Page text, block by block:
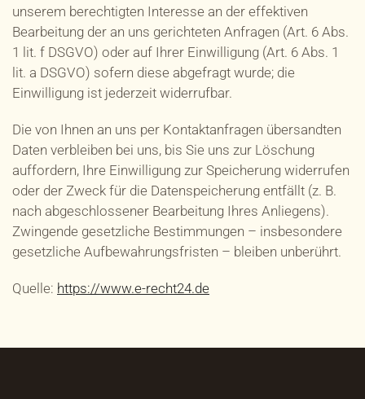
unserem berechtigten Interesse an der effektiven
Bearbeitung der an uns gerichteten Anfragen (Art. 6 Abs.
1 lit. f DSGVO) oder auf Ihrer Einwilligung (Art. 6 Abs. 1
lit. a DSGVO) sofern diese abgefragt wurde; die
Einwilligung ist jederzeit widerrufbar.
Die von Ihnen an uns per Kontaktanfragen übersandten
Daten verbleiben bei uns, bis Sie uns zur Löschung
auffordern, Ihre Einwilligung zur Speicherung widerrufen
oder der Zweck für die Datenspeicherung entfällt (z. B.
nach abgeschlossener Bearbeitung Ihres Anliegens).
Zwingende gesetzliche Bestimmungen – insbesondere
gesetzliche Aufbewahrungsfristen – bleiben unberührt.
Quelle: https://www.e-recht24.de